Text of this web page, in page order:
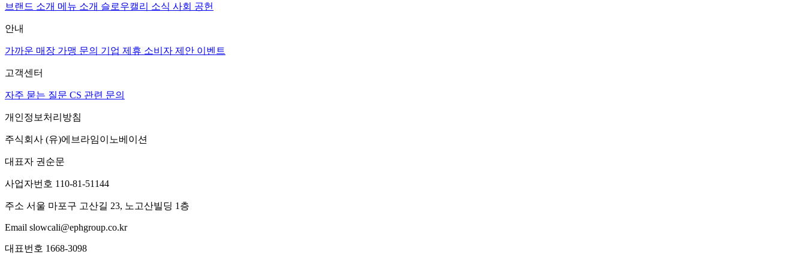
브랜드 소개 메뉴 소개 슬로우캘리 소식 사회 공헌
안내
가까운 매장 가맹 문의 기업 제휴 소비자 제안 이벤트
고객센터
자주 묻는 질문 CS 관련 문의
개인정보처리방침
주식회사 (유)에브라임이노베이션
대표자 권순문
사업자번호 110-81-51144
주소 서울 마포구 고산길 23, 노고산빌딩 1층
Email slowcali@ephgroup.co.kr
대표번호 1668-3098